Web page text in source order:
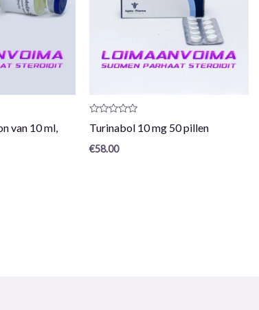
van 10 ml,
0
5
Turinabol 10 mg 50 pillen
€58.00